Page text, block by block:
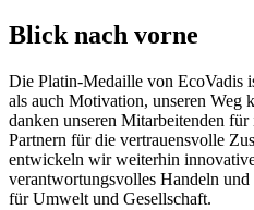
Blick nach vorne
Die Platin-Medaille von EcoVadis
als auch Motivation, unseren Weg
danken unseren Mitarbeitenden
Partnern für die vertrauensvolle
entwickeln wir weiterhin
verantwortungsvolles Handeln
für Umwelt und Gesellschaft.